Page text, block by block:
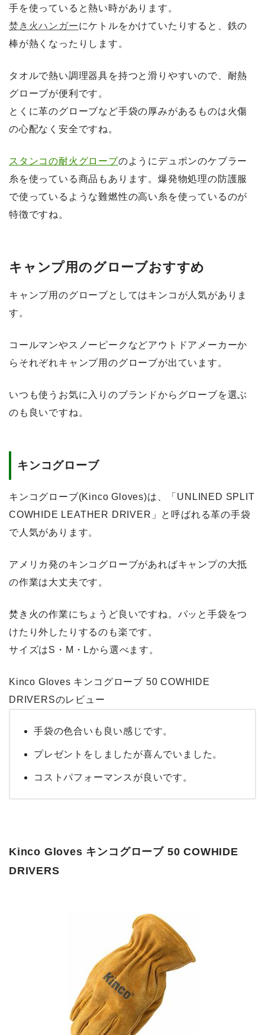
手を使っていると熱い時があります。
焚き火ハンガーにケトルをかけていたりすると、鉄の
棒が熱くなったりします。
タオルで熱い調理器具を持つと滑りやすいので、耐熱
グローブが便利です。
とくに革のグローブなど手袋の厚みがあるものは火傷
の心配なく安全ですね。
スタンコの耐火グローブのようにデュポンのケブラー
糸を使っている商品もあります。爆発物処理の防護服
で使っているような難燃性の高い糸を使っているのが
特徴ですね。
キャンプ用のグローブおすすめ
キャンプ用のグローブとしてはキンコが人気がありま
す。
コールマンやスノーピークなどアウトドアメーカーか
らそれぞれキャンプ用のグローブが出ています。
いつも使うお気に入りのブランドからグローブを選ぶ
のも良いですね。
キンコグローブ
キンコグローブ(Kinco Gloves)は、「UNLINED SPLIT
COWHIDE LEATHER DRIVER」と呼ばれる革の手袋
で人気があります。
アメリカ発のキンコグローブがあればキャンプの大抵
の作業は大丈夫です。
焚き火の作業にちょうど良いですね。パッと手袋をつ
けたり外したりするのも楽です。
サイズはS・M・Lから選べます。
Kinco Gloves キンコグローブ 50 COWHIDE
DRIVERSのレビュー
手袋の色合いも良い感じです。
プレゼントをしましたが喜んでいました。
コストパフォーマンスが良いです。
Kinco Gloves キンコグローブ 50 COWHIDE
DRIVERS